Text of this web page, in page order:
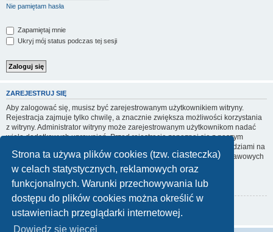
Strona ta używa plików cookies (tzw. ciasteczka)
w celach statystycznych, reklamowych oraz
funkcjonalnych. Warunki przechowywania lub
dostępu do plików cookies można określić w
ustawieniach przeglądarki internetowej.
Dowiedz się więcej
Nie pamiętam hasła
Zapamiętaj mnie
Ukryj mój status podczas tej sesji
ZAREJESTRUJ SIĘ
Aby zalogować się, musisz być zarejestrowanym użytkownikiem witryny.
Rejestracja zajmuje tylko chwilę, a znacznie zwiększa możliwości korzystania
z witryny. Administrator witryny może zarejestrowanym użytkownikom nadać
wiele dodatkowych uprawnień. Przed rejestracją zapoznaj się z naszym
regulaminem, zasadami ochrony danych osobowych oraz z odpowiedziami na
często zadawane pytania (FAQ), gdzie jest wyjaśnionych wiele podstawowych
zagadnień dotyczących funkcjonowania witryny.
Regulamin|Zasady ochrony danych osobowych
Zarejestruj się